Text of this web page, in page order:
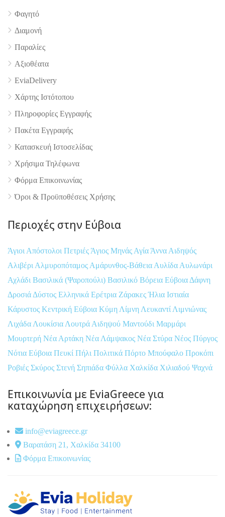
Φαγητό
Διαμονή
Παραλίες
Αξιοθέατα
EviaDelivery
Χάρτης Ιστότοπου
Πληροφορίες Εγγραφής
Πακέτα Εγγραφής
Κατασκευή Ιστοσελίδας
Χρήσιμα Τηλέφωνα
Φόρμα Επικοινωνίας
Όροι & Προϋποθέσεις Xρήσης
Περιοχές στην Εύβοια
Άγιοι Απόστολοι Πετριές Άγιος Μηνάς Αγία Άννα Αιδηψός
Αλιβέρι Αλμυροπόταμος Αμάρυνθος-Βάθεια Αυλίδα Αυλωνάρι
Αχλάδι Βασιλικά (Ψαροπούλι) Βασιλικό Βόρεια Εύβοια Δάφνη
Δροσιά Δύστος Ελληνικά Ερέτρια ΖάρακεςΉλια Ιστιαία
Κάρυστος Κεντρική Εύβοια Κύμη Λίμνη Λευκαντί Λιμνιώνας
Λιχάδα Λουκίσια Λουτρά Αιδηψού Μαντούδι Μαρμάρι
Μουρτερή Νέα Αρτάκη Νέα Λάμψακος Νέα Στύρα Νέος Πύργος
Νότια Εύβοια Πευκί Πήλι Πολιτικά Πόρτο Μπούφαλο Προκόπι
Ροβιές Σκύρος Στενή Σηπιάδα Φύλλα Χαλκίδα Χιλιαδού Ψαχνά
Επικοινωνία με EviaGreece για
καταχώρηση επιχειρήσεων:
info@eviagreece.gr
Βαρατάση 21, Χαλκίδα 34100
Φόρμα Επικοινωνίας